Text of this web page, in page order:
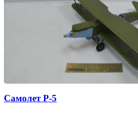
Самолет Р-5